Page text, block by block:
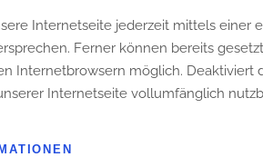
Internetseite jederzeit mittels
Ferner können bereits
Internetbrowsern möglich.
Internetseite vollumfänglich